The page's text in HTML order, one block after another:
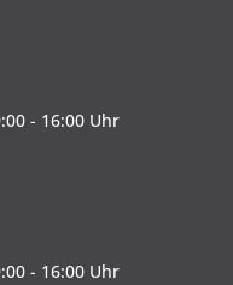
- 16:00 Uhr
- 16:00 Uhr